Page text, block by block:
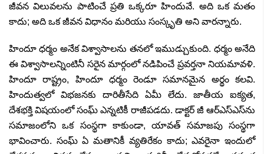
జీవన విలువలను పాటించే ప్రతి ఒక్కరూ హిందువే. అది ఒక మతం
కాదు; అది ఒక జీవన విధానం మరియు సంస్కృతి అని వారన్నారు.
హిందూ ధర్మం అనేక విశ్వాసాలను తనలో ఇముడ్చుకుంది. ధర్మం అనేది
ఈ విశ్వాసాలన్నింటినీ సరైన మార్గంలో నడిపించే ప్రవర్తనా నియమావళి.
హిందూ రాష్ట్రం, హిందూ ధర్మం రెండూ సమానమైన అర్థం కలవి.
హిందుత్వలో విభజనకు దారితీసేది ఏమీ లేదు. జాతీయ ఐక్యత,
దేశభక్తి విషయంలో సంఘ్ ఎన్నటికీ రాజీపడదు. డాక్టర్ జీ ఆర్‌ఎస్‌ఎస్‌ను
సమాజంలోని ఒక సంస్థగా కాకుండా,యావత్ సమాజపు సంస్థగా
భావించారు. సంఘ్ ఏ మతానికీ వ్యతిరేకం కాదు;ఎవరైనా ఇందులో